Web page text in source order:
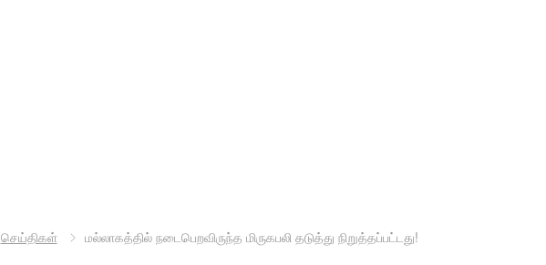
செய்திகள் மல்லாகத்தில் நடைபெறவிருந்த மிருகபலி தடுத்து நிறுத்தப்பட்டது!